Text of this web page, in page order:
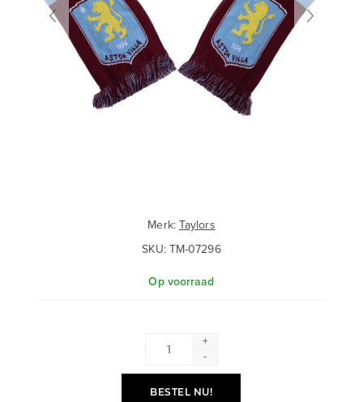
Merk:Taylors
SKU: TM-07296
Op voorraad
+
-
BESTEL NU!